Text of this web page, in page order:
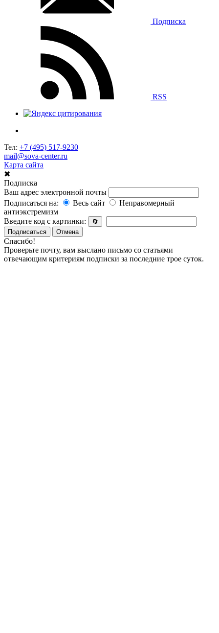
Подписка
RSS
Тел: +7 (495) 517-9230
mail@sova-center.ru
Карта сайта
✖
Подписка
Ваш адрес электронной почты
Подписаться на:
Весь сайт
Неправомерный
антиэкстремизм
Введите код с картинки:
🔄
Подписаться
Отмена
Спасибо!
Проверьте почту, вам выслано письмо со статьями
отвечающим критериям подписки за последние трое суток.